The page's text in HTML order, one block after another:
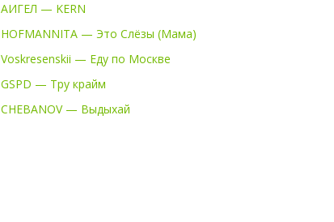
АИГЕЛ — KERN
HOFMANNITA — Это Слёзы (Мама)
Voskresenskii — Еду по Москве
GSPD — Тру крайм
CHEBANOV — Выдыхай